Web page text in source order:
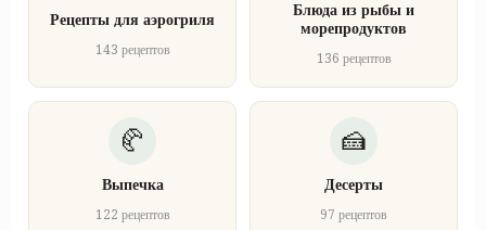
Рецепты для аэрогриля
143 рецептов
Блюда из рыбы и
морепродуктов
136 рецептов
Выпечка
122 рецептов
Десерты
97 рецептов